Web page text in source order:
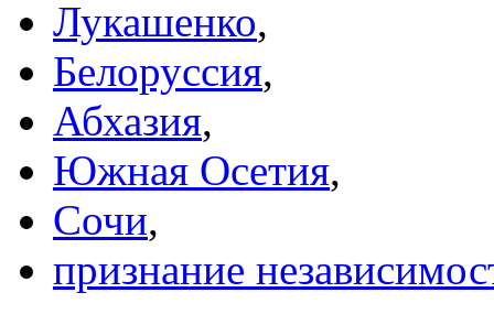
Лукашенко,
Белоруссия,
Абхазия,
Южная Осетия,
Сочи,
признание